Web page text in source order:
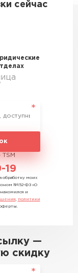
сейчас
19
обработку моих
№152-ФЗ «О
и
политики
—
скидку